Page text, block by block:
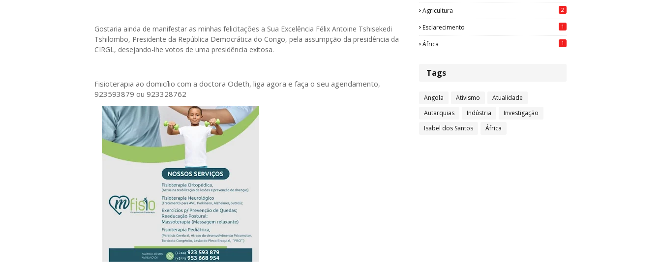
Gostaria ainda de manifestar as minhas felicitações a Sua Excelência Félix Antoine Tshisekedi
Tshilombo, Presidente da República Democrática do Congo, pela assumpção da presidência da
CIRGL, desejando-lhe votos de uma presidência exitosa.
Fisioterapia ao domicílio com a doctora Odeth, liga agora e faça o seu agendamento,
923593879 ou 923328762
Agricultura 2
Esclarecimento 1
África 1
Tags
Angola Ativismo
Atualidade
Autarquias
Indústria
Investigação
Isabel dos Santos
África